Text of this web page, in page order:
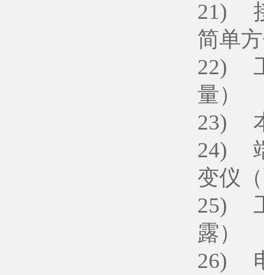
21)
简单
22)
量）
23)
24)
变仪
25)
露）
26)